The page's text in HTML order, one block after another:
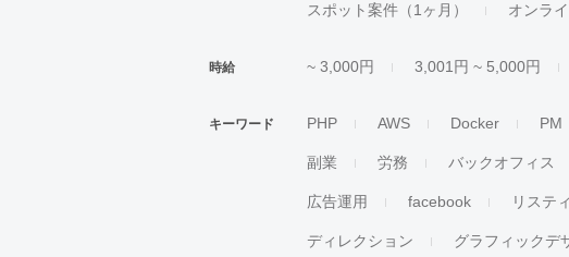
スポット案件（1ヶ月） オンラ
時給 ~ 3,000円 3,001円 ~ 5,000円
キーワード PHP AWS Docker PM
副業 労務 バックオフィス
広告運用 facebook リステ
ディレクション グラフィックデ